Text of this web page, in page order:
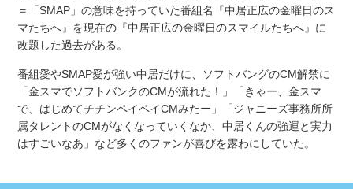
＝「SMAP」の意味を持っていた番組名『中居正広の金曜日のス
マたちへ』を現在の『中居正広の金曜日のスマイルたちへ』に
改題した過去がある。
番組愛やSMAP愛が強い中居だけに、ソフトバングのCM解禁に
「金スマでソフトバンクのCMが流れた！」「きゃー、金スマ
で、はじめてチチンペイペイCMみたー」「ジャニーズ事務所所
属タレントのCMがなくなっていくなか、中居くんの強運と実力
はすごいなあ」など多くのファンが喜びを露わにしていた。